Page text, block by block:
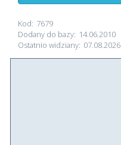
Kod: 7679
Dodany do bazy: 14.06.2010
Ostatnio widziany: 07.08.2026